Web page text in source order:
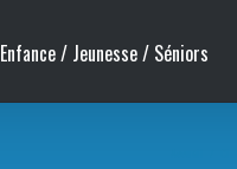
Enfance / Jeunesse / Séniors